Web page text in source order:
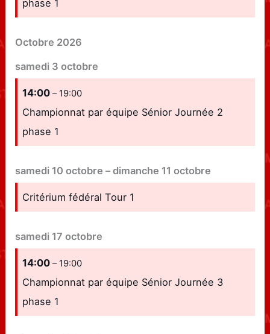
phase 1
Octobre 2026
samedi 3 octobre
14:00– 19:00
Championnat par équipe Sénior Journée 2
phase 1
samedi 10 octobre –dimanche 11 octobre
Critérium fédéral Tour 1
samedi 17 octobre
14:00– 19:00
Championnat par équipe Sénior Journée 3
phase 1